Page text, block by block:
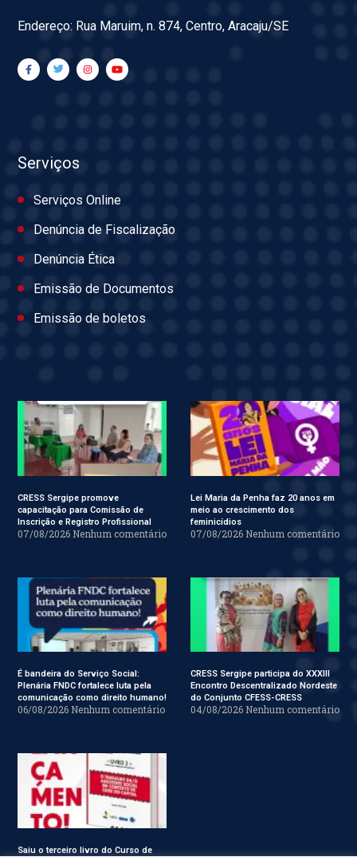
Endereço: Rua Maruim, n. 874, Centro, Aracaju/SE
Serviços
Serviços Online
Denúncia de Fiscalização
Denúncia Ética
Emissão de Documentos
Emissão de boletos
CRESS Sergipe promove
capacitação para Comissão de
Inscrição e Registro Profissional
07/08/2026 Nenhum comentário
Lei Maria da Penha faz 20 anos em
meio ao crescimento dos
feminicídios
07/08/2026 Nenhum comentário
É bandeira do Serviço Social:
Plenária FNDC fortalece luta pela
comunicação como direito humano!
06/08/2026 Nenhum comentário
CRESS Sergipe participa do XXXIII
Encontro Descentralizado Nordeste
do Conjunto CFESS-CRESS
04/08/2026 Nenhum comentário
Saiu o terceiro livro do Curso de